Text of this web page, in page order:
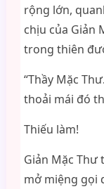
rộng lớn,
chịu của Giản
trong thiên
“Thầy Mặc
thoải mái đó
Thiếu làm!
Giản Mặc
mở miệng gọi